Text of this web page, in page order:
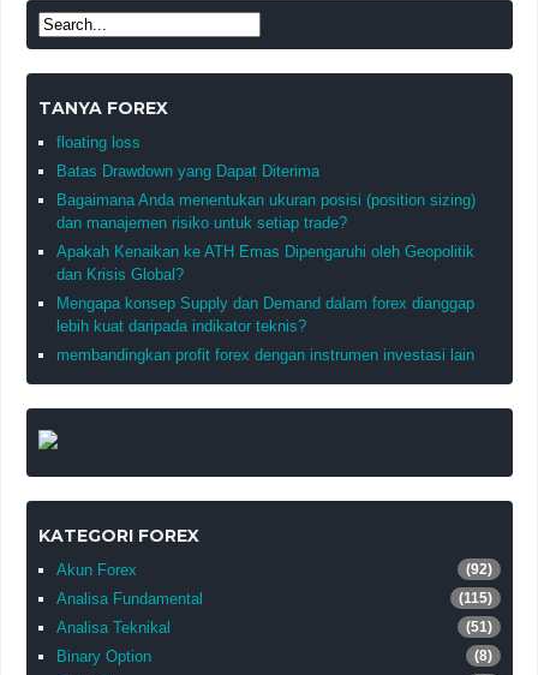
TANYA FOREX
floating loss
Batas Drawdown yang Dapat Diterima
Bagaimana Anda menentukan ukuran posisi (position sizing)
dan manajemen risiko untuk setiap trade?
Apakah Kenaikan ke ATH Emas Dipengaruhi oleh Geopolitik
dan Krisis Global?
Mengapa konsep Supply dan Demand dalam forex dianggap
lebih kuat daripada indikator teknis?
membandingkan profit forex dengan instrumen investasi lain
KATEGORI FOREX
Akun Forex (92)
Analisa Fundamental (115)
Analisa Teknikal (51)
Binary Option (8)